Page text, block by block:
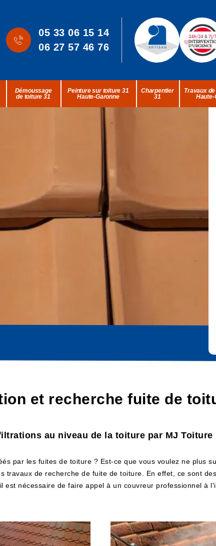
05 33 06 15 14
06 27 57 46 76
Démoussage
de toiture 31
Peinture sur toiture 31
Haute-Garonne
Charpentier
31
Travaux
Haute-
et recherche fuite de
au niveau de la toiture par MJ
par les fuites de toiture ? Est-ce que vous voulez ne plus
travaux de recherche de fuite de toiture. En effet, ce sont
nécessaire de faire appel à un couvreur professionnel à